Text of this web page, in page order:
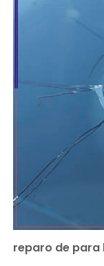
reparo de